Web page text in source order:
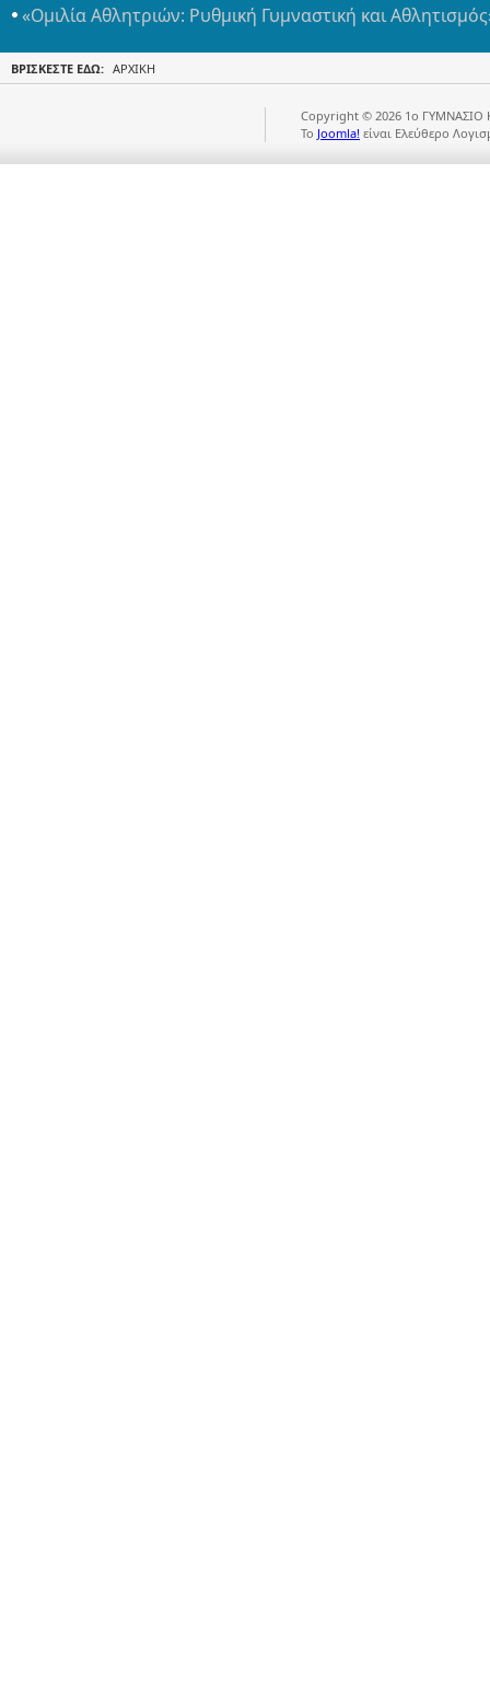
«Ομιλία Αθλητριών: Ρυθμική Γυμναστική και
ΒΡΊΣΚΕΣΤΕ ΕΔΏ: ΑΡΧΙΚΉ
Copyright © 2026 1ο ΓΥΜΝΑΣΙΟ
Το Joomla! είναι Ελεύθερο